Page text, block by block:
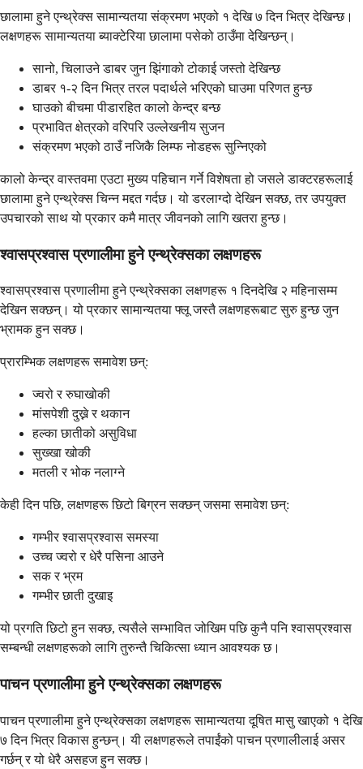
छालामा हुने एन्थ्रेक्स सामान्यतया संक्रमण भएको १ देखि ७ दिन भित्र देखिन्छ।
लक्षणहरू सामान्यतया ब्याक्टेरिया छालामा पसेको ठाउँमा देखिन्छन्।
सानो, चिलाउने डाबर जुन झिंगाको टोकाई जस्तो देखिन्छ
डाबर १-२ दिन भित्र तरल पदार्थले भरिएको घाउमा परिणत हुन्छ
घाउको बीचमा पीडारहित कालो केन्द्र बन्छ
प्रभावित क्षेत्रको वरिपरि उल्लेखनीय सुजन
संक्रमण भएको ठाउँ नजिकै लिम्फ नोडहरू सुन्निएको
कालो केन्द्र वास्तवमा एउटा मुख्य पहिचान गर्ने विशेषता हो जसले डाक्टरहरूलाई
छालामा हुने एन्थ्रेक्स चिन्न मद्दत गर्दछ। यो डरलाग्दो देखिन सक्छ, तर उपयुक्त
उपचारको साथ यो प्रकार कमै मात्र जीवनको लागि खतरा हुन्छ।
श्वासप्रश्वास प्रणालीमा हुने एन्थ्रेक्सका लक्षणहरू
श्वासप्रश्वास प्रणालीमा हुने एन्थ्रेक्सका लक्षणहरू १ दिनदेखि २ महिनासम्म
देखिन सक्छन्। यो प्रकार सामान्यतया फ्लू जस्तै लक्षणहरूबाट सुरु हुन्छ जुन
भ्रामक हुन सक्छ।
प्रारम्भिक लक्षणहरू समावेश छन्:
ज्वरो र रुघाखोकी
मांसपेशी दुख्ने र थकान
हल्का छातीको असुविधा
सुख्खा खोकी
मतली र भोक नलाग्ने
केही दिन पछि, लक्षणहरू छिटो बिग्रन सक्छन् जसमा समावेश छन्:
गम्भीर श्वासप्रश्वास समस्या
उच्च ज्वरो र धेरै पसिना आउने
सक र भ्रम
गम्भीर छाती दुखाइ
यो प्रगति छिटो हुन सक्छ, त्यसैले सम्भावित जोखिम पछि कुनै पनि श्वासप्रश्वास
सम्बन्धी लक्षणहरूको लागि तुरुन्तै चिकित्सा ध्यान आवश्यक छ।
पाचन प्रणालीमा हुने एन्थ्रेक्सका लक्षणहरू
पाचन प्रणालीमा हुने एन्थ्रेक्सका लक्षणहरू सामान्यतया दूषित मासु खाएको १ देखि
७ दिन भित्र विकास हुन्छन्। यी लक्षणहरूले तपाईंको पाचन प्रणालीलाई असर
गर्छन् र यो धेरै असहज हुन सक्छ।